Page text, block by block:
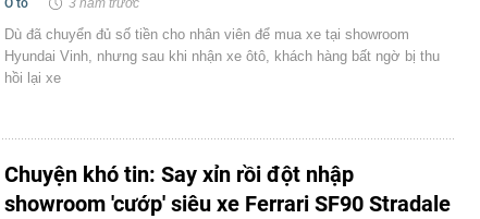
Ô tô 3 năm trước
Dù đã chuyển đủ số tiền cho nhân viên để mua xe tại showroom
Hyundai Vinh, nhưng sau khi nhận xe ôtô, khách hàng bất ngờ bị thu
hồi lại xe
Chuyện khó tin: Say xỉn rồi đột nhập
showroom 'cướp' siêu xe Ferrari SF90 Stradale